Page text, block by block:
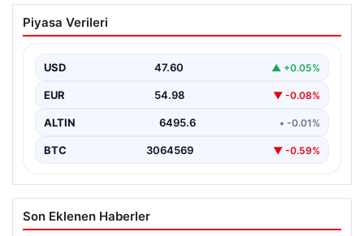
14 Nisan 2026 Altın Fiyatları Güncel
Durum Ve Analizler
çeken altın piyasası, küresel gelişmeler ve jeopolitik…
Piyasa Verileri
USD 47.60 ▲ +0.05%
EUR 54.98 ▼ -0.08%
ALTIN 6495.6 • -0.01%
BTC 3064569 ▼ -0.59%
Son Eklenen Haberler